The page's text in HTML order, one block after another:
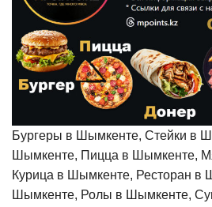
Бургеры в Шымкенте, Стейки в
Шымкенте, Пицца в Шымкенте,
Курица в Шымкенте, Ресторан в
Шымкенте, Ролы в Шымкенте,